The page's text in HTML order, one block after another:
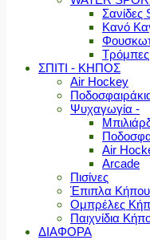
Σανίδες
Κανό
ΣΠΙΤΙ - ΚΗΠΟΣ
Air Hockey
Ψυχαγωγία -
Air
Arcade
Πισίνες
Έπιπλα Κήπου
Ομπρέλες
Παιχνίδια
ΔΙΑΦΟΡΑ